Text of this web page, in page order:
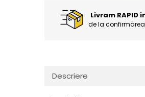
Livram RAPID
de la
Descriere